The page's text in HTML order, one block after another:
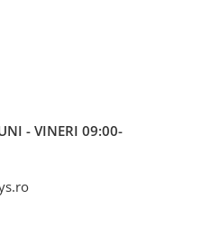
- VINERI 09:00-